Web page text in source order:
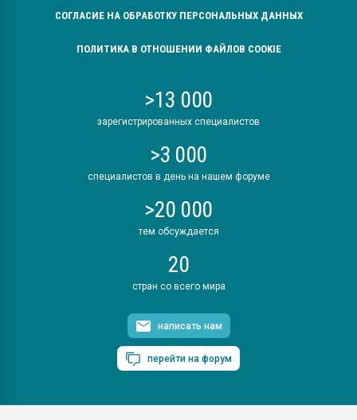
СОГЛАСИЕ НА ОБРАБОТКУ ПЕРСОНАЛЬНЫХ ДАННЫХ
ПОЛИТИКА В ОТНОШЕНИИ ФАЙЛОВ COOKIE
>13 000
зарегистрированных специалистов
>3 000
специалистов в день на нашем форуме
>20 000
тем обсуждается
20
стран со всего мира
написать нам
перейти на форум